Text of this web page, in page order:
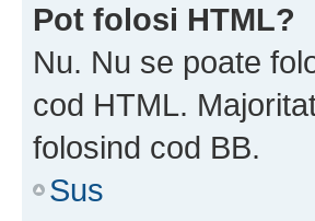
Pot folosi HTML?
Nu. Nu se poate
cod HTML.
folosind cod BB.
Sus